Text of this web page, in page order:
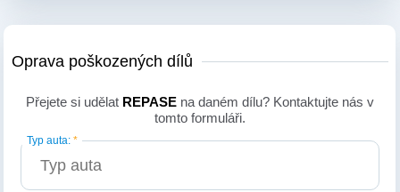
Oprava poškozených dílů
Přejete si udělat REPASEna daném dílu? Kontaktujte nás v
tomto formuláři.
Typ auta:*